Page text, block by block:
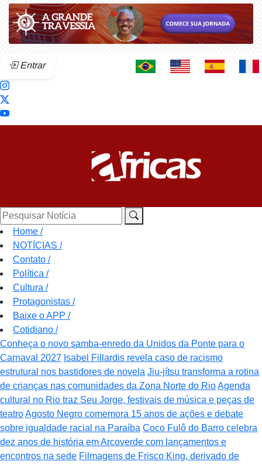
Entrar
Pesquisar Notícia
Home /
NOTÍCIAS /
Contato /
Política /
Cultura /
Protagonistas /
Baixe o APP /
Cotidiano /
Conheça o novo samba-enredo da Unidos da Ponte para o
Carnaval 2027 Isabel Fillardis revela caso de racismo
estrutural nos bastidores de novela Jiu-jítsu transforma a rotina
de crianças nas comunidades da Zona Norte do RioAgenda
cultural no Rio traz Seu Jorge, festivais de música e peças de
teatroAgosto Negro comemora 15 anos de ações e debate
sobre igualdade racial na Paraíba Coco Fulô do Barro celebra
dez anos de história em Arcoverde com lançamentos e
encontros na sede Filmagens de Frisco King, derivado de